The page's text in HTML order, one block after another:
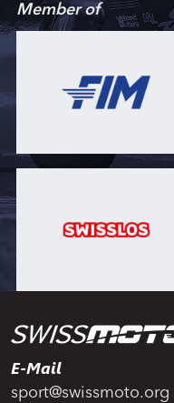
Member of
E-Mail
sport@swissmoto.org